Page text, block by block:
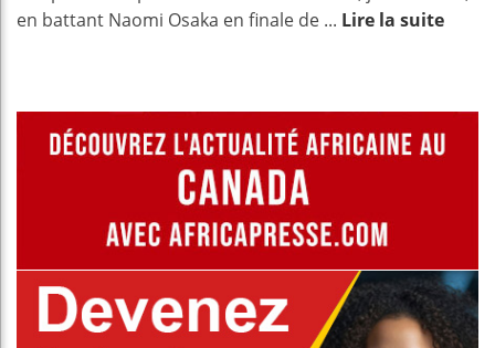
en battant Naomi Osaka en finale de ... Lire la suite